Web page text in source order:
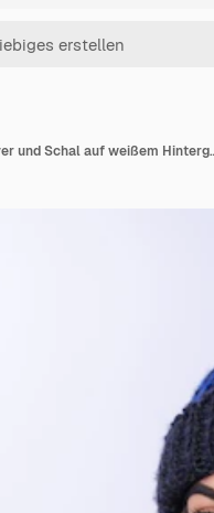
Junge Frau in einem blauen